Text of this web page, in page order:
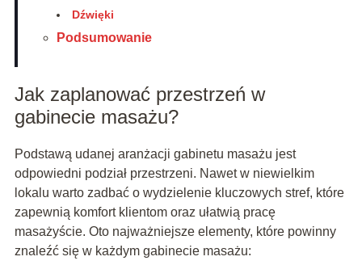
Dźwięki
Podsumowanie
Jak zaplanować przestrzeń w
gabinecie masażu?
Podstawą udanej aranżacji gabinetu masażu jest
odpowiedni podział przestrzeni. Nawet w niewielkim
lokalu warto zadbać o wydzielenie kluczowych stref, które
zapewnią komfort klientom oraz ułatwią pracę
masażyście. Oto najważniejsze elementy, które powinny
znaleźć się w każdym gabinecie masażu: